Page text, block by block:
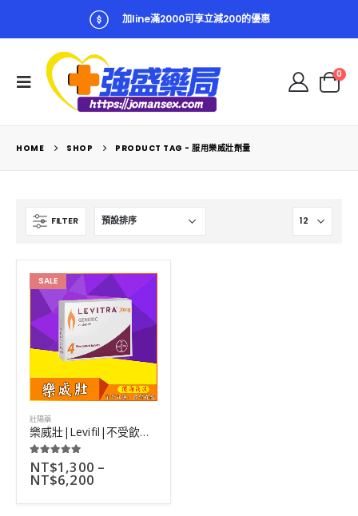
加line滿2000可享立減200的優惠
0
HOME SHOP PRODUCT TAG - 服用樂威壯劑量
FILTER
SALE
壯陽藥
樂威壯|Levifil|不受飲食限制|糖尿病ED患者最佳選擇|4粒
5.00 out of 5
NT$1,300 –
NT$6,200